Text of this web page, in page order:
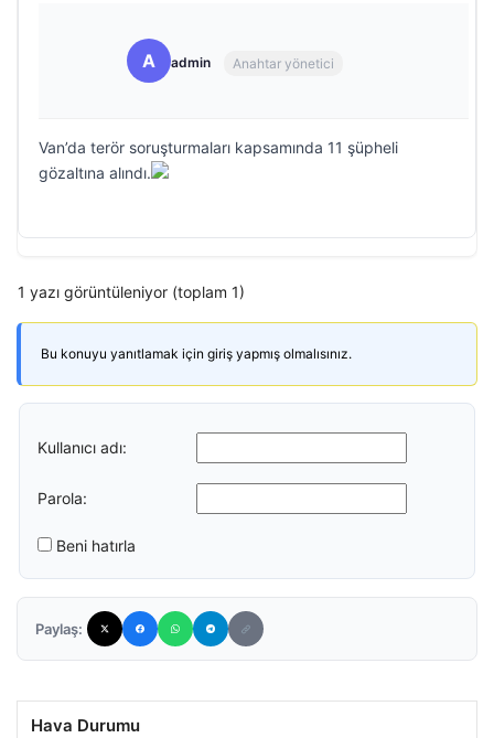
A admin Anahtar yönetici
Van’da terör soruşturmaları kapsamında 11 şüpheli
gözaltına alındı.
1 yazı görüntüleniyor (toplam 1)
Bu konuyu yanıtlamak için giriş yapmış olmalısınız.
Kullanıcı adı:
Parola:
Beni hatırla
Paylaş:
Hava Durumu